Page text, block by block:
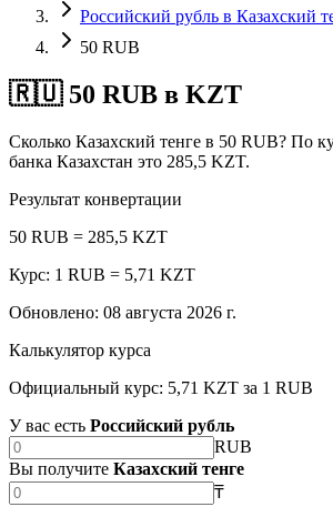
Российский рубль в Казахский
50 RUB
🇷🇺 50 RUB в KZT
Сколько Казахский тенге в 50 RUB? По
банка Казахстан это 285,5 KZT.
Результат конвертации
50 RUB = 285,5 KZT
Курс: 1 RUB = 5,71 KZT
Обновлено: 08 августа 2026 г.
Калькулятор курса
Официальный курс: 5,71 KZT за 1 RUB
У вас есть Российский рубль
RUB
Вы получите Казахский тенге
₸